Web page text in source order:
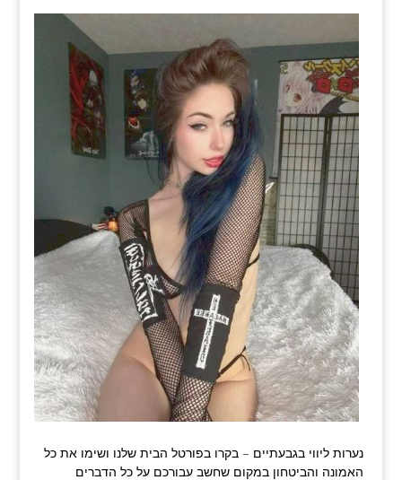
נערות ליווי בגבעתיים – בקרו בפורטל הבית שלנו ושימו את כל
האמונה והביטחון במקום שחשב עבורכם על כל הדברים